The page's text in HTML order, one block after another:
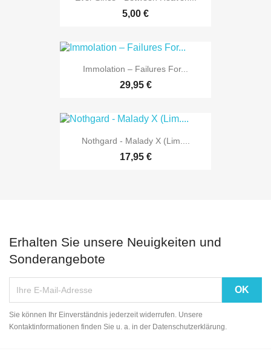
5,00 €
Immolation ‎– Failures For...
29,95 €
Nothgard - Malady X (Lim....
17,95 €
Erhalten Sie unsere Neuigkeiten und
Sonderangebote
Sie können Ihr Einverständnis jederzeit widerrufen. Unsere
Kontaktinformationen finden Sie u. a. in der Datenschutzerklärung.